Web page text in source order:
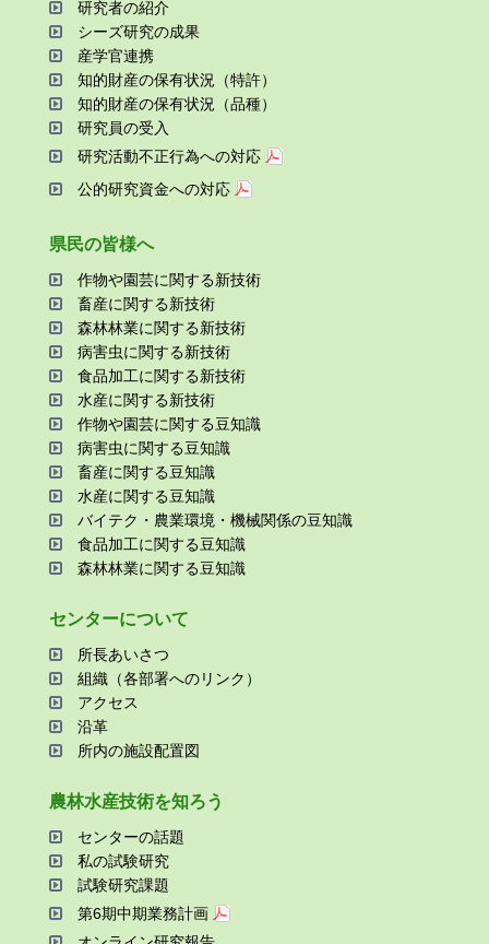
研究者の紹介
シーズ研究の成果
産学官連携
知的財産の保有状況（特許）
知的財産の保有状況（品種）
研究員の受⼊
研究活動不正⾏為への対応
公的研究資金への対応
県⺠の皆様へ
作物や園芸に関する新技術
畜産に関する新技術
森林林業に関する新技術
病害⾍に関する新技術
⾷品加⼯に関する新技術
⽔産に関する新技術
作物や園芸に関する⾖知識
病害⾍に関する⾖知識
畜産に関する⾖知識
⽔産に関する⾖知識
バイテク・農業環境・機械関係の⾖知識
⾷品加⼯に関する⾖知識
森林林業に関する⾖知識
センターについて
所⻑あいさつ
組織（各部署へのリンク）
アクセス
沿⾰
所内の施設配置図
農林⽔産技術を知ろう
センターの話題
私の試験研究
試験研究課題
第6期中期業務計画